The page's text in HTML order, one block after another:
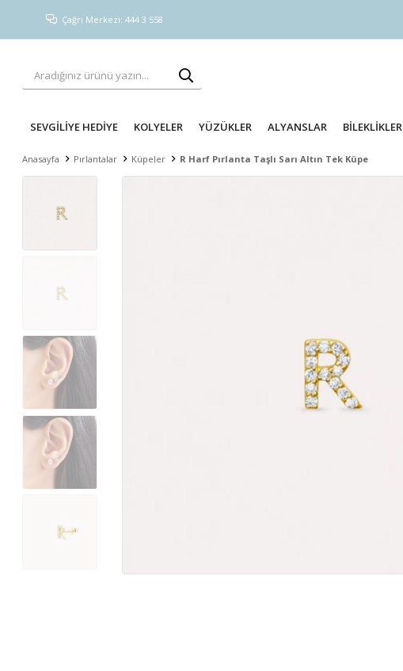
Çağrı Merkezi: 444 3 558
SEVGİLİYE HEDİYE KOLYELER YÜZÜKLER ALYANSLAR BİLEKLİKLER
Anasayfa Pırlantalar Küpeler R Harf Pırlanta Taşlı Sarı Altın Tek Küpe